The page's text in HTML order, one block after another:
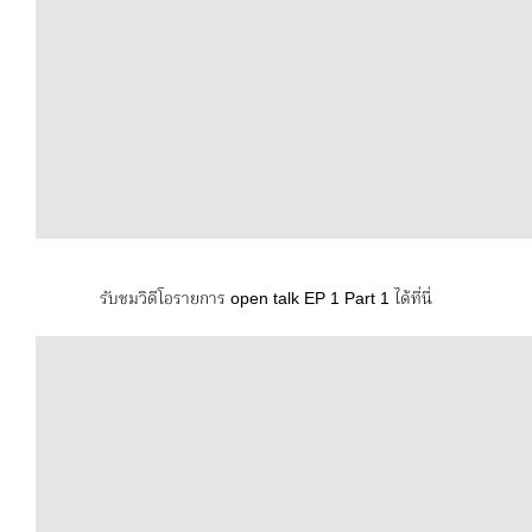
รับชมวิดีโอรายการ open talk EP 1 Part 1 ได้ที่นี่